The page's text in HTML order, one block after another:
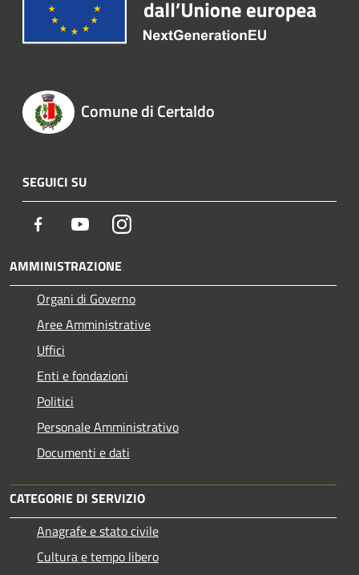
Comune di Certaldo
SEGUICI SU
Facebook YoutubeInstagram
AMMINISTRAZIONE
Organi di Governo
Aree Amministrative
Uffici
Enti e fondazioni
Politici
Personale Amministrativo
Documenti e dati
CATEGORIE DI SERVIZIO
Anagrafe e stato civile
Cultura e tempo libero